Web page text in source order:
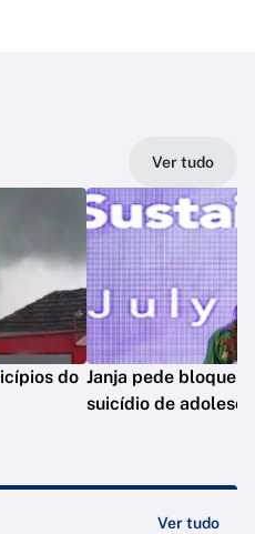
Ver tudo
do Janja pede
suicídio de
Ver tudo